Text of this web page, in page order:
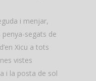
i menjar,
segats de
Xicu a tots
vistes
i la posta de sol